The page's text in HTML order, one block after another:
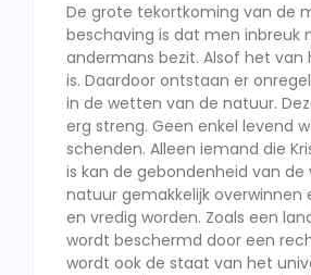
De grote tekortkoming van de
beschaving is dat men inbreuk
andermans bezit. Alsof het
is. Daardoor ontstaan er
in de wetten van de natuur.
erg streng. Geen enkel levend
schenden. Alleen iemand die
is kan de gebondenheid van
natuur gemakkelijk overwinnen
en vredig worden. Zoals een
wordt beschermd door een
wordt ook de staat van het